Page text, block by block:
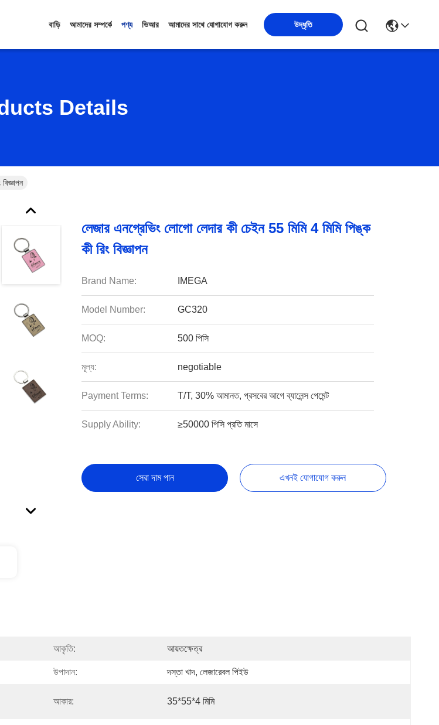
বাড়ি আমাদের সম্পর্কে পণ্য ভিআর আমাদের সাথে যোগাযোগ করুন উদ্ধৃতি
Details
লেজার এনগ্রেভিং লোগো লেদার কী চেইন 55 মিমি 4 মিমি পিঙ্ক
কী রিং বিজ্ঞাপন
Brand Name: IMEGA
Model Number: GC320
MOQ: 500 পিসি
মূল্য: negotiable
Payment Terms: T/T, 30% আমানত, প্রসবের আগে ব্যালেন্স পেমেন্ট
Supply Ability: ≥50000 পিসি প্রতি মাসে
সেরা দাম পান এখনই যোগাযোগ করুন
আকৃতি: আয়তক্ষেত্র
উপাদান: দস্তা খাদ, লেজারেবল পিইউ
আকার: 35*55*4 মিমি